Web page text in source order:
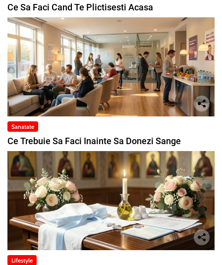
Ce Sa Faci Cand Te Plictisesti Acasa
Sanatate
Ce Trebuie Sa Faci Inainte Sa Donezi Sange
Lifestyle